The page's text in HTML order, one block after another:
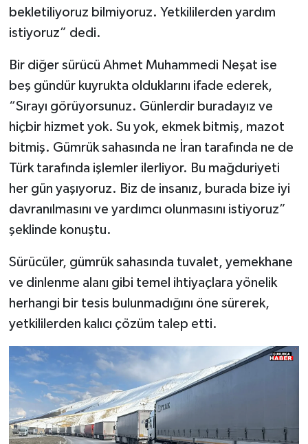
bekletiliyoruz bilmiyoruz. Yetkililerden yardım
istiyoruz” dedi.
Bir diğer sürücü Ahmet Muhammedi Neşat ise
beş gündür kuyrukta olduklarını ifade ederek,
“Sırayı görüyorsunuz. Günlerdir buradayız ve
hiçbir hizmet yok. Su yok, ekmek bitmiş, mazot
bitmiş. Gümrük sahasında ne İran tarafında ne de
Türk tarafında işlemler ilerliyor. Bu mağduriyeti
her gün yaşıyoruz. Biz de insanız, burada bize iyi
davranılmasını ve yardımcı olunmasını istiyoruz”
şeklinde konuştu.
Sürücüler, gümrük sahasında tuvalet, yemekhane
ve dinlenme alanı gibi temel ihtiyaçlara yönelik
herhangi bir tesis bulunmadığını öne sürerek,
yetkililerden kalıcı çözüm talep etti.